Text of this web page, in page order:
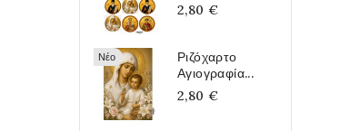
2,80 €
Νέο
Ριζόχαρτο
Αγιογραφία...
2,80 €